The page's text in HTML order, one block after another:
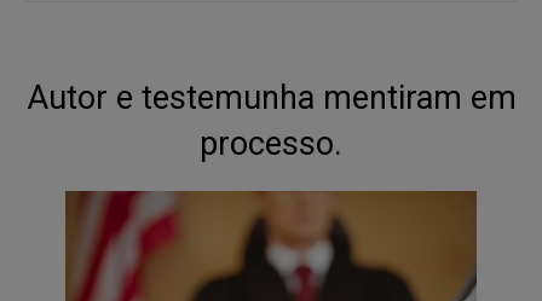
Autor e testemunha mentiram em
processo.